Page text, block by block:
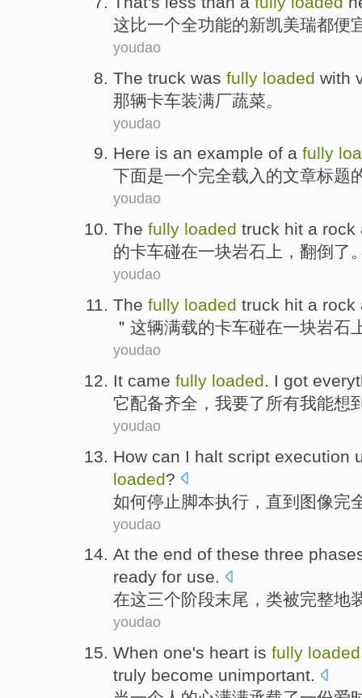
这比一个全功能的新凯美瑞都便
youdao
The truck was fully loaded with
那辆卡车装满厂蔬菜 。
youdao
Here is an example of a fully
下面是一个完全载入 的文章标题
youdao
The fully loaded truck hit a rock
的卡车碰在一块岩石上 ， 翻倒 了
youdao
The fully loaded truck hit a rock
＂这辆满载的卡车碰在一块岩石
youdao
It came fully loaded. I got
它配备齐全 ， 我要了 所有我能想
youdao
How can I halt script execution
loaded?
如何停止 脚本执行 ， 直到 图像完
youdao
At the end of these three
ready for use.
在这三个阶段末尾 ， 类被完整地
youdao
When one's heart is fully loaded
truly become unimportant.